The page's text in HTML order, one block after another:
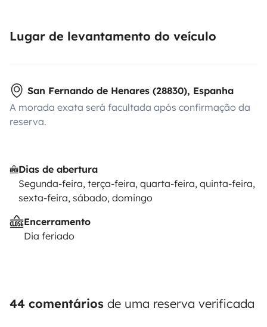
Lugar de levantamento do veículo
San Fernando de Henares (28830), Espanha
A morada exata será facultada após confirmação da
reserva.
Dias de abertura
Segunda-feira, terça-feira, quarta-feira, quinta-feira,
sexta-feira, sábado, domingo
Encerramento
Dia feriado
44 comentários de uma reserva verificada